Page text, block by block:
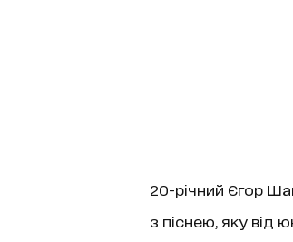
20-річний Єгор
з піснею, яку від